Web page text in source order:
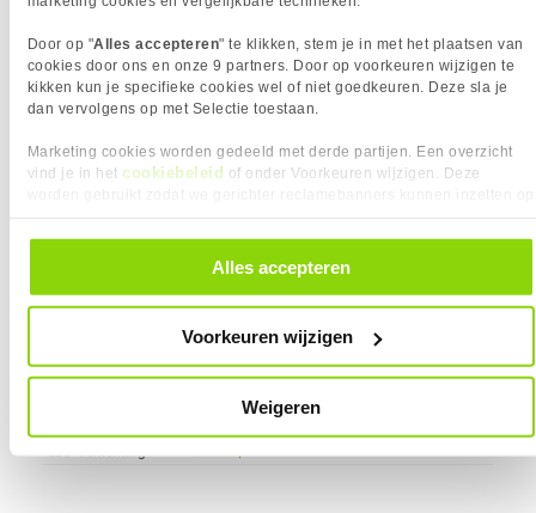
Door op "Alles accepteren" te klikken, stem je in met het plaatsen van
cookies door ons en onze 9 partners. Door op voorkeuren wijzigen te
kikken kun je specifieke cookies wel of niet goedkeuren. Deze sla je
dan vervolgens op met Selectie toestaan.
Marketing cookies worden gedeeld met derde partijen. Een overzicht
vind je in het cookiebeleid of onder Voorkeuren wijzigen. Deze
alle cookies. Je kunt je gegeven toestemming altijd intrekken, dit doe je
door in de footer van onze website te klikken op ‘Cookievoorkeuren’
Alles accepteren
Voorkeuren wijzigen
Weigeren
Gesponsord
MSI MAG COREFROZR AA13 38x
5
Meest getoonde prijs
24,95
Uit eigen voorraad leverbaar. Levertijd:1 werkdag (maandag)
Merk
MSI
Grootte fan 1
120 mm
152 mm